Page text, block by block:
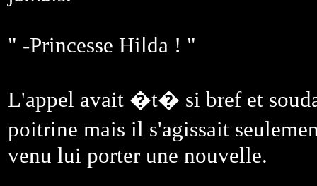
" -Princesse Hilda ! "
L'appel avait �t� si bref et
poitrine mais il s'agissait
venu lui porter une nouvelle.